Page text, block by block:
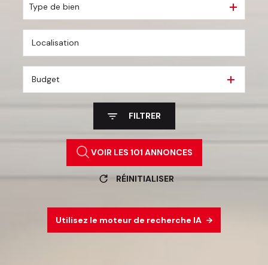
Type de bien
Budget
FILTRER
VOIR LES 101 ANNONCES
RÉINITIALISER
Utilisez le moteur de recherche IA